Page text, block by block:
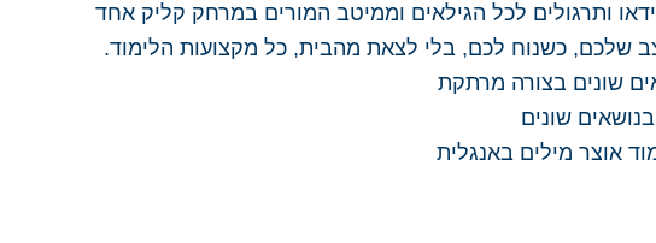
ותרגולים לכל הגילאים וממיטב המורים במרחק קליק אחד
שלכם, כשנוח לכם, בלי לצאת מהבית, כל מקצועות הלימוד.
שונים בצורה מרתקת
שונים
אוצר מילים באנגלית